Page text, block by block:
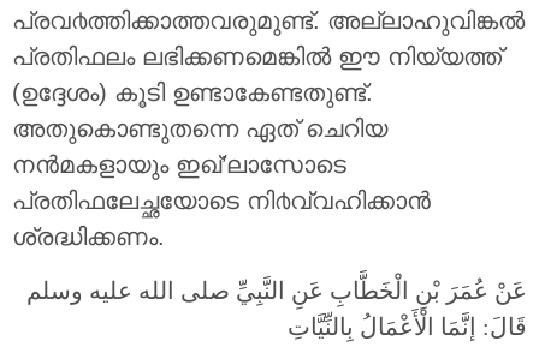
പ്രവ൪ത്തിക്കാത്തവരുമുണ്ട്. അല്ലാഹുവിങ്കല്‍
പ്രതിഫലം ലഭിക്കണമെങ്കില്‍ ഈ നിയ്യത്ത്
(ഉദ്ദേശം) കൂടി ഉണ്ടാകേണ്ടതുണ്ട്.
അതുകൊണ്ടുതന്നെ ഏത് ചെറിയ
നന്‍മകളായും ഇഖ്’ലാസോടെ
പ്രതിഫലേച്ഛയോടെ നി൪വ്വഹിക്കാന്‍
ശ്രദ്ധിക്കണം.
عَنْ عُمَرَ بْنِ الْخَطَّابِ عَنِ النَّبِيِّ صلى الله عليه وسلم
قَالَ: إنَّمَا الْأَعْمَالُ بِالنِّيَّاتِ